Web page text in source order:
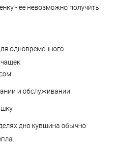
- ее невозможно получить
одновременного
и обслуживании.
дно кувшина обычно